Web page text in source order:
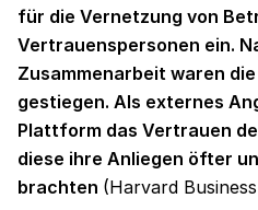
für die Vernetzung von
Vertrauenspersonen ein.
Zusammenarbeit waren
gestiegen. Als externes
Plattform das Vertrauen
diese ihre Anliegen öfter
brachten (Harvard